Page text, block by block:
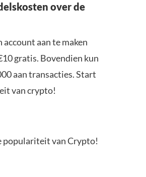
over de
aan te maken
gratis. Bovendien kun
aan transacties. Start
van crypto!
populariteit van Crypto!